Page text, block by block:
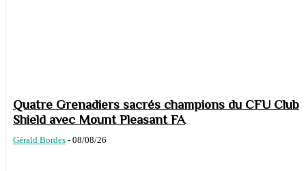
Quatre Grenadiers sacrés champions du CFU Club
Shield avec Mount Pleasant FA
Gérald Bordes - 08/08/26